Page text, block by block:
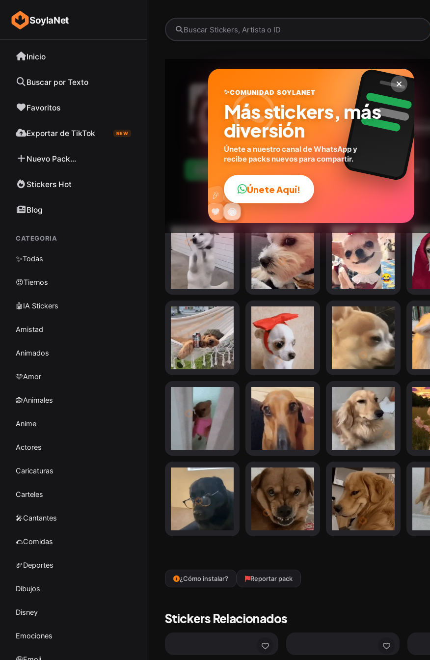
SoylaNet
Inicio
Buscar por Texto
Favoritos
Exportar de TikTok NEW
Nuevo Pack...
Stickers Hot
Blog
CATEGORIA
✨Todas
😍Tiernos
🤖IA Stickers
Amistad
Animados
🩷Amor
🙉Animales
Anime
Actores
Caricaturas
Carteles
🎤Cantantes
🌮Comidas
🏈Deportes
Dibujos
Disney
Emociones
Perros Moods 2🐕‍🦺🐾
@ig_rose.stickers1 M3E7G
23stickers 🐶Perros Expresiones
Agregar a favoritos
¿Cómo instalar? Reportar pack
Stickers Relacionados
😎
😂
🔥
💬
❤️ ✨
🤩
😜
🎉 👍
✨COMUNIDAD SOYLANET
Más stickers, más
diversión
Únete a nuestro canal de WhatsApp y
recibe packs nuevos para compartir.
Únete Aquí!